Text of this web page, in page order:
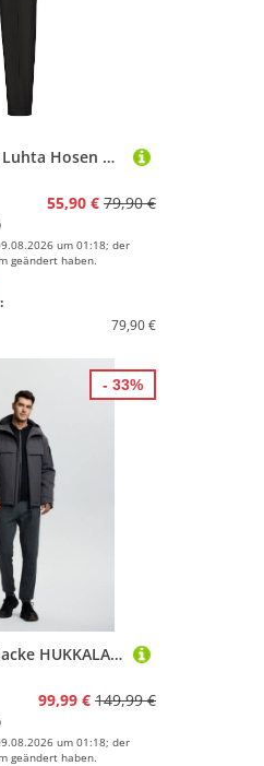
Luhta Golfhose Luhta Hosen Haapasalmi
55,90 € 79,90 €
um 01:18; der
geändert haben.
79,90 €
Luhta Softshelljacke HUKKALA wasserabweisendes Obermaterial, mit Wassersäule 8000 mm
99,99 € 149,99 €
um 01:18; der
geändert haben.
- 33%